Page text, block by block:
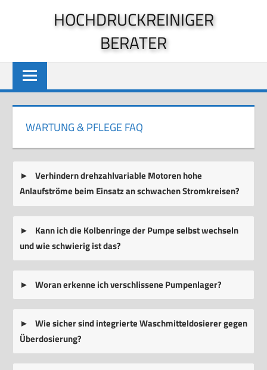
HOCHDRUCKREINIGER
BERATER
WARTUNG & PFLEGE FAQ
Verhindern drehzahlvariable Motoren hohe
Anlaufströme beim Einsatz an schwachen Stromkreisen?
Kann ich die Kolbenringe der Pumpe selbst wechseln
und wie schwierig ist das?
Woran erkenne ich verschlissene Pumpenlager?
Wie sicher sind integrierte Waschmitteldosierer gegen
Überdosierung?